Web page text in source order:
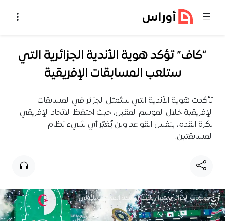
“كاف” تؤكد هوية الأندية الجزائرية التي
ستلعب المسابقات الإفريقية
تأكدت هوية الأندية التي ستُمثل الجزائر في المسابقات
الإفريقية خلال الموسم المقبل، حيث احتفظ الاتحاد الإفريقي
لكرة القدم، بنفس القواعد ولن يُغيّر أي شيء نظام
المسابقتين.
مولودية الجزائر يحتفل بلقب الرابطة المحترفة الأولى